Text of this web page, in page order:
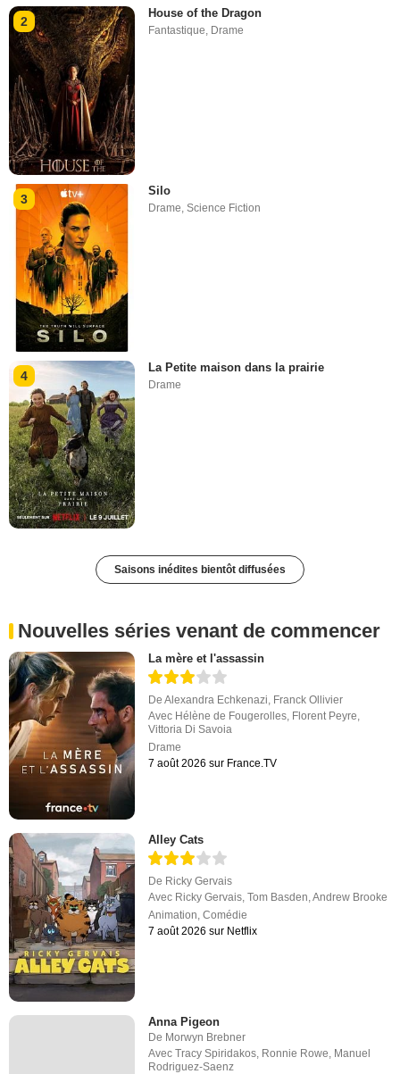
2
House of the Dragon
Fantastique, Drame
3
Silo
Drame ,Science Fiction
4
La Petite maison dans la prairie
Drame
Saisons inédites bientôt diffusées
Nouvelles séries venant de commencer
La mère et l'assassin
DeAlexandra Echkenazi, Franck Ollivier
Avec Hélène de Fougerolles, Florent Peyre,
Vittoria Di Savoia
Drame
7 août 2026 sur France.TV
Alley Cats
De Ricky Gervais
Avec Ricky Gervais,Tom Basden,Andrew Brooke
Animation,Comédie
7 août 2026 sur Netflix
Anna Pigeon
De Morwyn Brebner
AvecTracy Spiridakos Ronnie Rowe Manuel
Rodriguez-Saenz